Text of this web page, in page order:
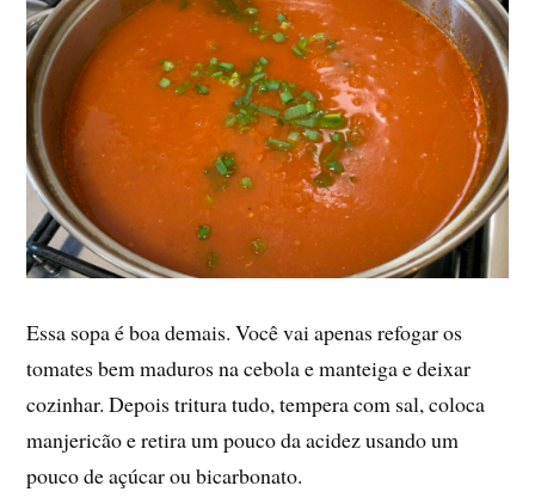
Essa sopa é boa demais. Você vai apenas refogar os
tomates bem maduros na cebola e manteiga e deixar
cozinhar. Depois tritura tudo, tempera com sal, coloca
manjericão e retira um pouco da acidez usando um
pouco de açúcar ou bicarbonato.